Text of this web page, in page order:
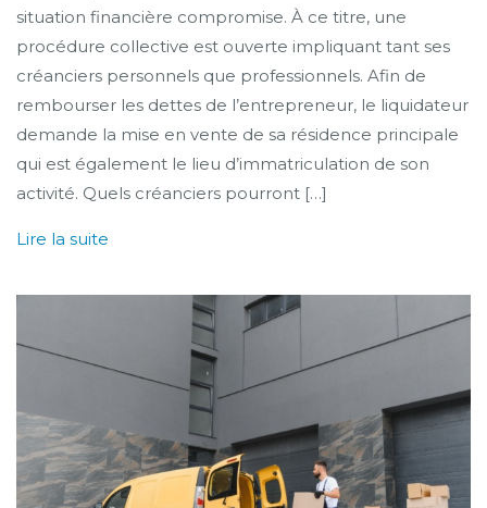
situation financière compromise. À ce titre, une
procédure collective est ouverte impliquant tant ses
créanciers personnels que professionnels. Afin de
rembourser les dettes de l’entrepreneur, le liquidateur
demande la mise en vente de sa résidence principale
qui est également le lieu d’immatriculation de son
activité. Quels créanciers pourront […]
Lire la suite